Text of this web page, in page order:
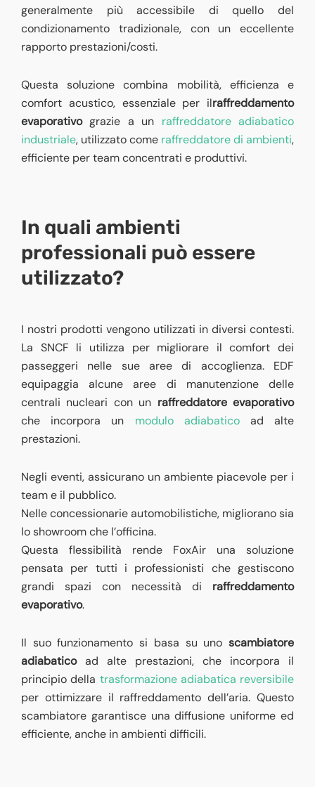
generalmente più accessibile di quello del
condizionamento tradizionale, con un eccellente
rapporto prestazioni/costi.
Questa soluzione combina mobilità, efficienza e
comfort acustico, essenziale per ilraffreddamento
evaporativo grazie a un raffreddatore adiabatico
industriale, utilizzato come raffreddatore di ambienti,
efficiente per team concentrati e produttivi.
In quali ambienti
professionali può essere
utilizzato?
I nostri prodotti vengono utilizzati in diversi contesti.
La SNCF li utilizza per migliorare il comfort dei
passeggeri nelle sue aree di accoglienza. EDF
equipaggia alcune aree di manutenzione delle
centrali nucleari con un raffreddatore evaporativo
che incorpora un modulo adiabaticoad alte
prestazioni.
Negli eventi, assicurano un ambiente piacevole per i
team e il pubblico.
Nelle concessionarie automobilistiche, migliorano sia
lo showroom che l’officina.
Questa flessibilità rende FoxAir una soluzione
pensata per tutti i professionisti che gestiscono
grandi spazi con necessità di raffreddamento
evaporativo.
Il suo funzionamento si basa su uno scambiatore
adiabaticoad alte prestazioni, che incorpora il
principio della trasformazione adiabatica reversibile
per ottimizzare il raffreddamento dell’aria. Questo
scambiatore garantisce una diffusione uniforme ed
efficiente, anche in ambienti difficili.